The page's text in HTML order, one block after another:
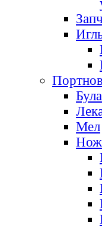
Мел